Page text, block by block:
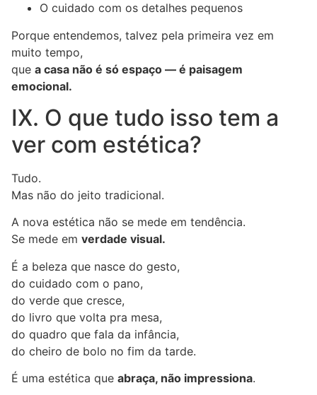
O cuidado com os detalhes pequenos
Porque entendemos, talvez pela primeira vez em
muito tempo,
que a casa não é só espaço — é paisagem
emocional.
IX. O que tudo isso tem a
ver com estética?
Tudo.
Mas não do jeito tradicional.
A nova estética não se mede em tendência.
Se mede em verdade visual.
É a beleza que nasce do gesto,
do cuidado com o pano,
do verde que cresce,
do livro que volta pra mesa,
do quadro que fala da infância,
do cheiro de bolo no fim da tarde.
É uma estética que abraça, não impressiona.